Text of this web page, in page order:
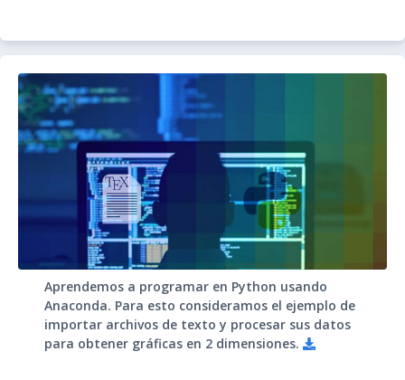
Aprendemos a programar en Python usando
Anaconda. Para esto consideramos el ejemplo de
importar archivos de texto y procesar sus datos
para obtener gráficas en 2 dimensiones.